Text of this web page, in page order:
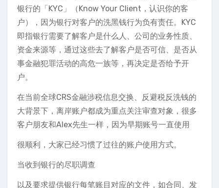
银行的「KYC」（Know Your Client，认识你的客
户），因为银行对客户的洗黑钱行为负有责任。KYC
即指银行需要了解客户是什么人、公司的业务性质、
资金来源等，通过这些去了解客户是否可信、是否从
事金融犯罪活动的高危一族等，再决定是否给予开
户。
在当前全球CRS金融涉税信息交换、反避税反洗钱的
大背景下，离岸账户都成为重点关注审查对象，很多
客户朋友和Alex先生一样，因为早期账号一直使用
很顺利，大家已经习惯了过往的账户使用方式。
当收到银行的尽职调查
以及要求提供银行每笔账目对应的文件，如合同、发